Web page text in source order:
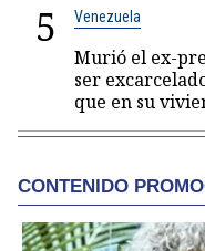
5 Venezuela
Murió el ex-
ser
que en su